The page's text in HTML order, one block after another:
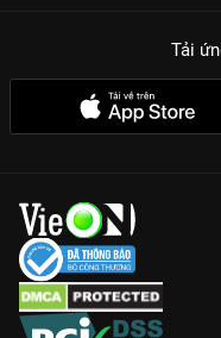
Tải